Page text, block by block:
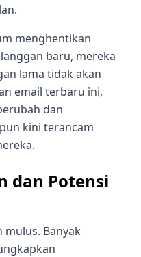
menghentikan
baru, mereka
lama tidak akan
email terbaru ini,
dan
kini terancam
dan Potensi
Banyak